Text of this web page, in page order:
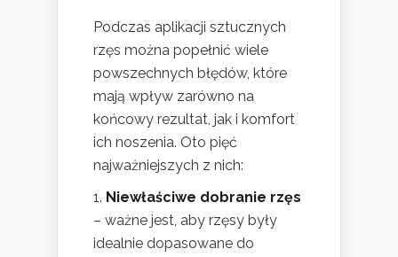
Podczas aplikacji sztucznych
rzęs można popełnić wiele
powszechnych błędów, które
mają wpływ zarówno na
końcowy rezultat, jak i komfort
ich noszenia. Oto pięć
najważniejszych z nich:
Niewłaściwe dobranie rzęs
– ważne jest, aby rzęsy były
idealnie dopasowane do